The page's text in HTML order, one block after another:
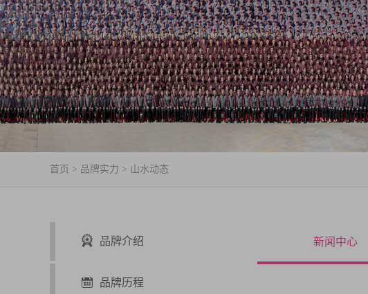
致客户的信
首页 > 品牌实力 > 山水动态
品牌介绍
品牌历程
新闻中心